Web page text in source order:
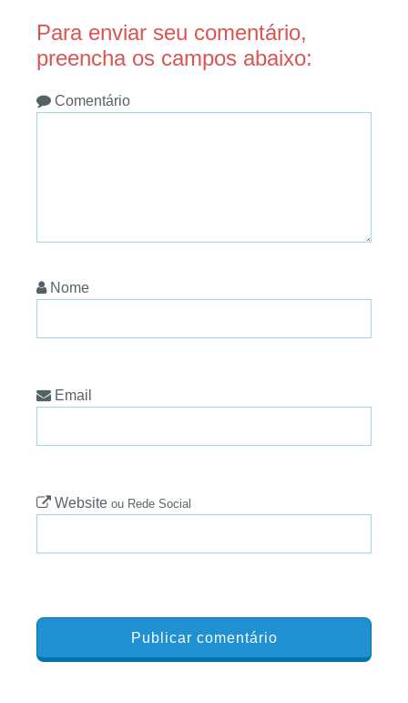
Para enviar seu comentário,
preencha os campos abaixo:
Comentário
Nome
Email
Website ou Rede Social